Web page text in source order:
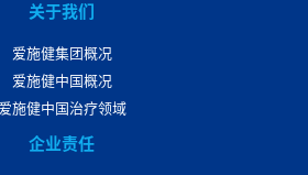
关于我们
爱施健集团概况
爱施健中国概况
爱施健中国治疗领域
企业责任